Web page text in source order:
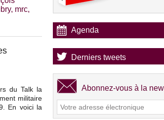
, mrc,
du Talk la
militaire
En voici la
Agenda
Derniers tweets
Abonnez-vous à la